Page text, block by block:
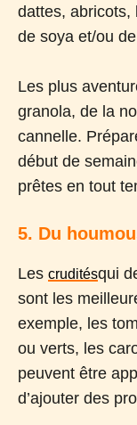
dattes, abricots,
de soya et/ou
Les plus
granola, de la
cannelle.
début de
prêtes en tout
5. Du
Les cruditésqui
sont les
exemple, les
ou verts, les
peuvent être
d’ajouter des